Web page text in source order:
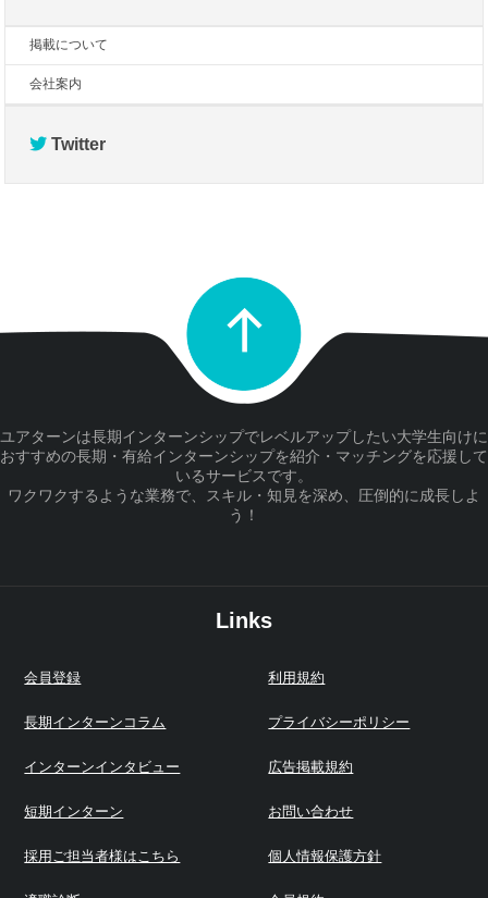
掲載について
会社案内
Twitter
ユアターンは長期インターンシップでレベルアップしたい大学生向けに
おすすめの長期・有給インターンシップを紹介・マッチングを応援して
いるサービスです。
ワクワクするような業務で、スキル・知見を深め、圧倒的に成長しよ
う！
Links
会員登録
長期インターンコラム
インターンインタビュー
短期インターン
採用ご担当者様はこちら
利用規約
プライバシーポリシー
広告掲載規約
お問い合わせ
個人情報保護方針